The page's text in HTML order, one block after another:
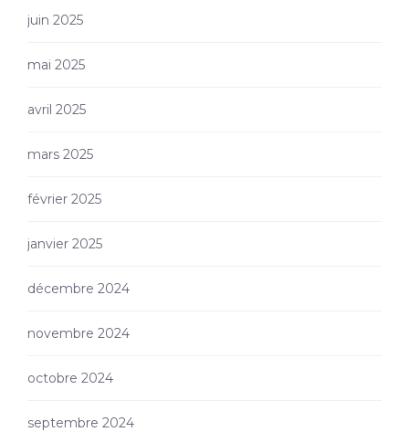
juin 2025
mai 2025
avril 2025
mars 2025
février 2025
janvier 2025
décembre 2024
novembre 2024
octobre 2024
septembre 2024